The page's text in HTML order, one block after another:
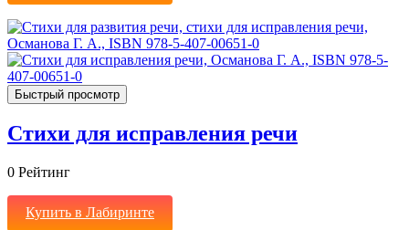
Быстрый просмотр
Стихи для исправления речи
0 Рейтинг
Купить в Лабиринте